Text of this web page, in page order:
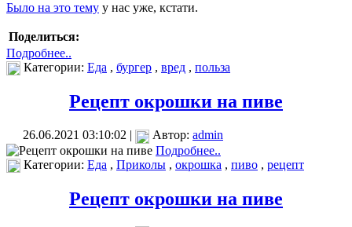
Было на это тему у нас уже, кстати.
Поделиться:
Подробнее..
Категории: Еда , бургер , вред , польза
Рецепт окрошки на пиве
26.06.2021 03:10:02 | Автор: admin
Подробнее..
Категории: Еда , Приколы , окрошка , пиво , рецепт
Рецепт окрошки на пиве